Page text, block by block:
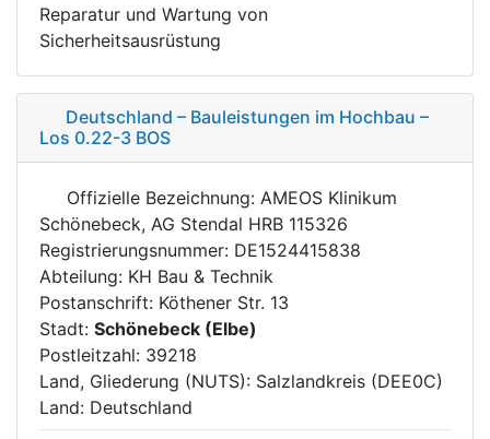
Reparatur und Wartung von
Sicherheitsausrüstung
Deutschland – Bauleistungen im Hochbau –
Los 0.22-3 BOS
Offizielle Bezeichnung: AMEOS Klinikum
Schönebeck, AG Stendal HRB 115326
Registrierungsnummer: DE1524415838
Abteilung: KH Bau & Technik
Postanschrift: Köthener Str. 13
Stadt: Schönebeck (Elbe)
Postleitzahl: 39218
Land, Gliederung (NUTS): Salzlandkreis (DEE0C)
Land: Deutschland